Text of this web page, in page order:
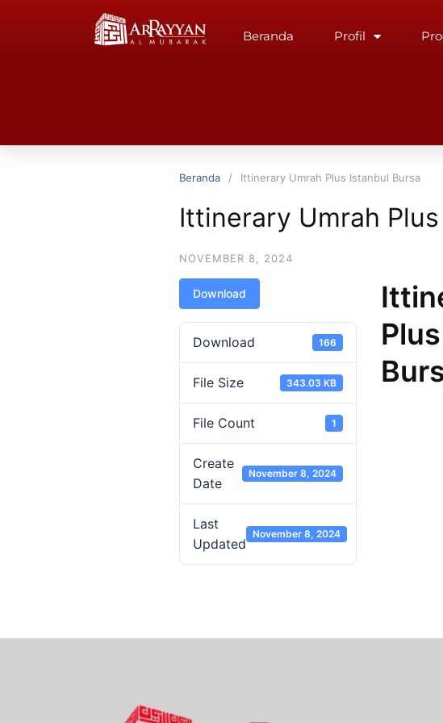
Beranda Profil
Beranda Ittinerary Umrah Plus Istanbul Bursa
Ittinerary Umrah
NOVEMBER 8, 2024
Download
Download 166
File Size 343.03 KB
File Count 1
Create
Date
November 8, 2024
Last
Updated
November 8, 2024